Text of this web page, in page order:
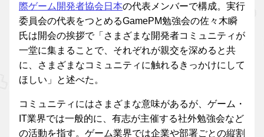
際ゲーム開発者協会日本の代表メンバーで構成。実行
委員会の代表をつとめるGamePM勉強会の佐々木瞬
氏は開会の挨拶で「さまざまな開発者コミュニティが
一堂に集まることで、それぞれが親交を深めると共
に、さまざまなコミュニティに触れるきっかけにして
ほしい」と述べた。
コミュニティにはさまざまな意味があるが、ゲーム・
IT業界では一般的に、有志が主催する社外勉強会など
の活動を指す。ゲーム業界では企業や部署ごとの縦割